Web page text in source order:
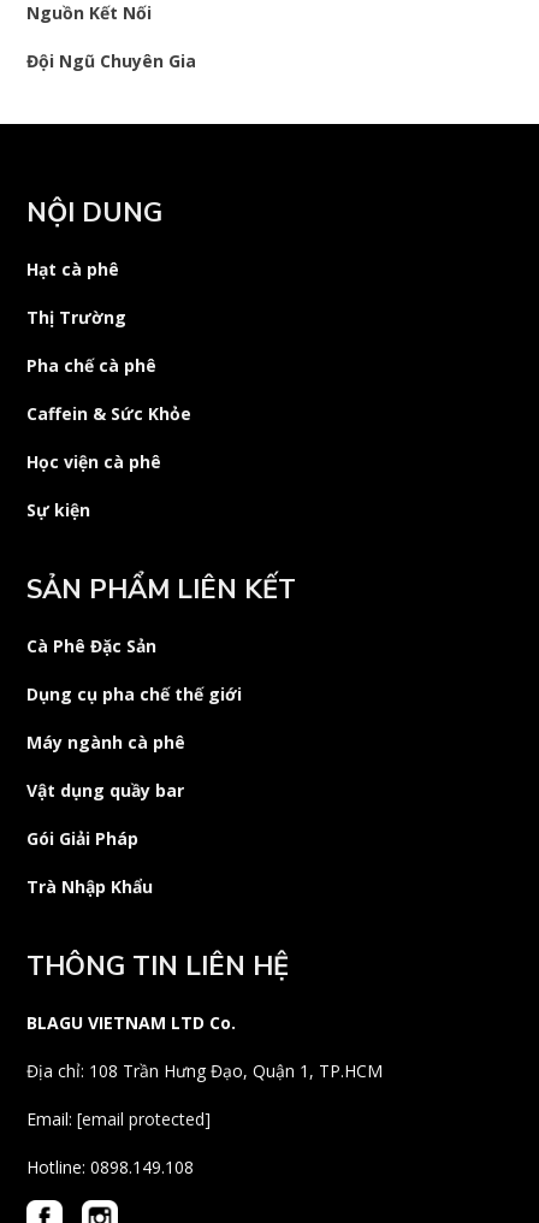
Nguồn Kết Nối
Đội Ngũ Chuyên Gia
NỘI DUNG
Hạt cà phê
Thị Trường
Pha chế cà phê
Caffein & Sức Khỏe
Học viện cà phê
Sự kiện
SẢN PHẨM LIÊN KẾT
Cà Phê Đặc Sản
Dụng cụ pha chế thế giới
Máy ngành cà phê
Vật dụng quầy bar
Gói Giải Pháp
Trà Nhập Khẩu
THÔNG TIN LIÊN HỆ
BLAGU VIETNAM LTD Co.
Địa chỉ: 108 Trần Hưng Đạo, Quận 1, TP.HCM
Email:[email protected]
Hotline: 0898.149.108